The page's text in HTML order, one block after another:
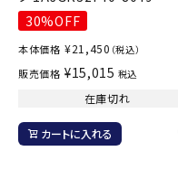
30%OFF
本体価格 ¥21,450 （税込）
販売価格 ¥15,015 税込
在庫切れ
カートに入れる